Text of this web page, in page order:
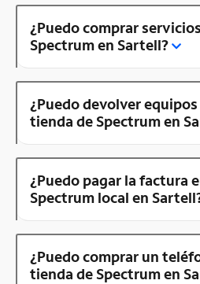
¿Puedo comprar
Spectrum en Sartell?
¿Puedo devolver
tienda de Spectrum en
¿Puedo pagar la factura
Spectrum local en
¿Puedo comprar un
tienda de Spectrum en